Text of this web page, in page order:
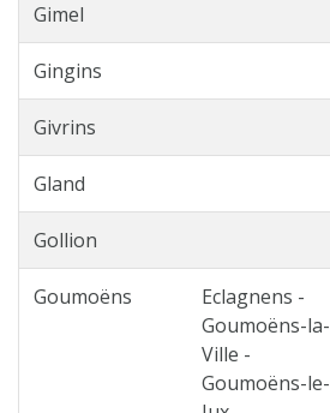
Gimel
Gingins
Givrins
Gland
Gollion
Goumoëns
Eclagnens -
Goumoëns-la-
Ville -
Goumoëns-le-